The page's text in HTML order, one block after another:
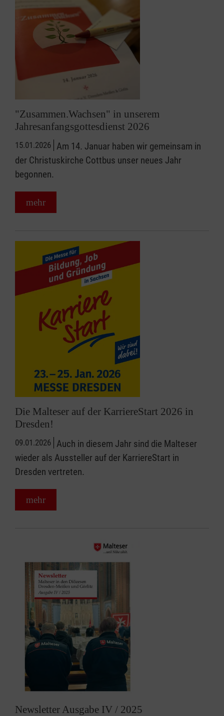
"Zusammen.Wachsen" in unserem
Jahresanfangsgottesdienst 2026
15.01.2026 Am 14. Januar haben wir gemeinsam in
der Christuskirche Cottbus unser neues Jahr
begonnen.
mehr
Die Malteser auf der KarriereStart 2026 in
Dresden!
09.01.2026 Auch in diesem Jahr sind die Malteser
wieder als Aussteller auf der KarriereStart in
Dresden vertreten.
mehr
Newsletter Ausgabe IV / 2025